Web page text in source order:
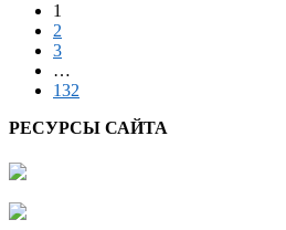
1
2
3
…
132
РЕСУРСЫ САЙТА